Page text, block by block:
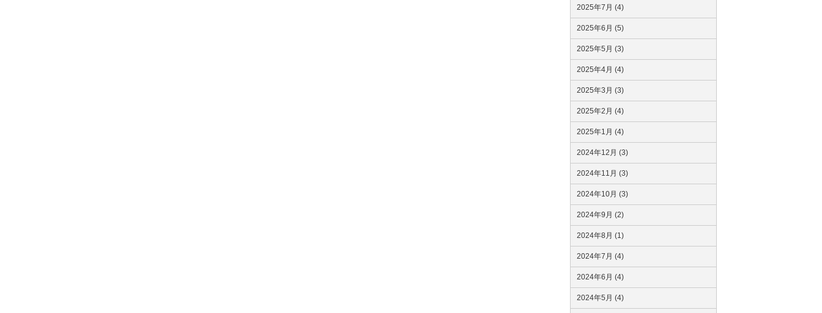
2025年7月 (4)
2025年6月 (5)
2025年5月 (3)
2025年4月 (4)
2025年3月 (3)
2025年2月 (4)
2025年1月 (4)
2024年12月 (3)
2024年11月 (3)
2024年10月 (3)
2024年9月 (2)
2024年8月 (1)
2024年7月 (4)
2024年6月 (4)
2024年5月 (4)